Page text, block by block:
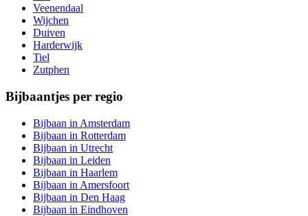
Veenendaal
Wijchen
Duiven
Harderwijk
Tiel
Zutphen
Bijbaantjes per regio
Bijbaan in Amsterdam
Bijbaan in Rotterdam
Bijbaan in Utrecht
Bijbaan in Leiden
Bijbaan in Haarlem
Bijbaan in Amersfoort
Bijbaan in Den Haag
Bijbaan in Eindhoven